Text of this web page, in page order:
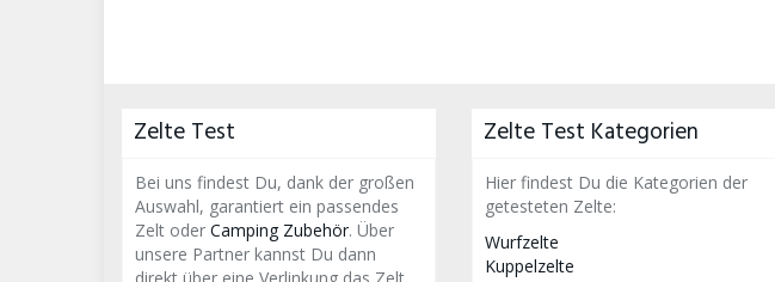
Zelte Test
Bei uns findest Du, dank der großen
Auswahl, garantiert ein passendes
Zelt oder Camping Zubehör. Über
unsere Partner kannst Du dann
Zelte Test Kategorien
Hier findest Du die Kategorien der
getesteten Zelte:
Wurfzelte
Kuppelzelte